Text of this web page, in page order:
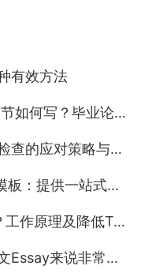
有效方法
业论文方法论全解析！
的应对策略与技巧
供一站式写作帮助
Turnitin重复率的方法分享
来说非常重要